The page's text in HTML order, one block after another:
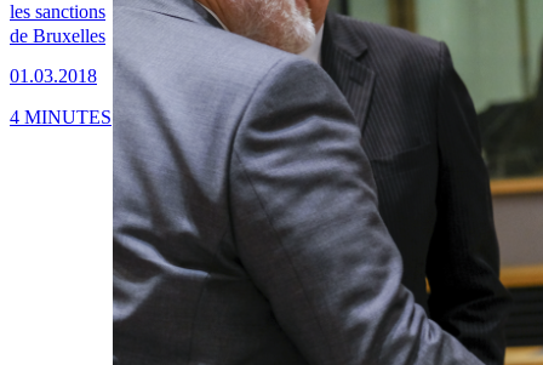
les sanctions
de Bruxelles
01.03.2018
4 MINUTES